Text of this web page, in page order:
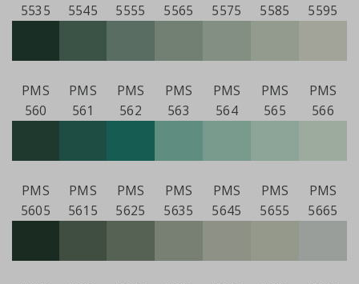
5535
5545
5555
5565
5575
5585
5595
PMS
560
PMS
561
PMS
562
PMS
563
PMS
564
PMS
565
PMS
566
PMS
5605
PMS
5615
PMS
5625
PMS
5635
PMS
5645
PMS
5655
PMS
5665